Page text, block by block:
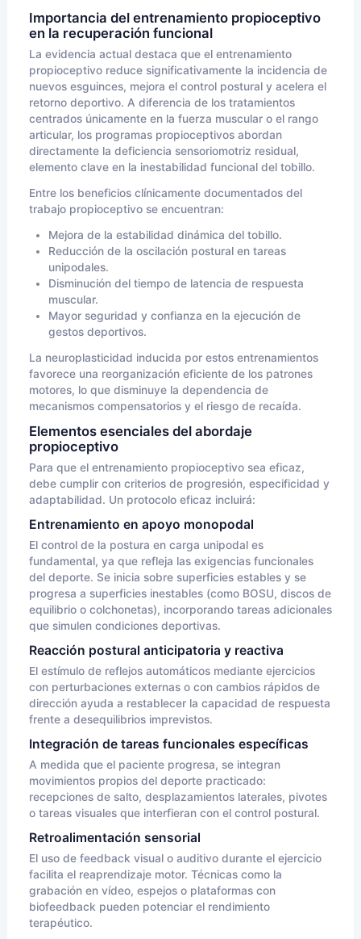
Importancia del entrenamiento propioceptivo
en la recuperación funcional
La evidencia actual destaca que el entrenamiento
propioceptivo reduce significativamente la incidencia de
nuevos esguinces, mejora el control postural y acelera el
retorno deportivo. A diferencia de los tratamientos
centrados únicamente en la fuerza muscular o el rango
articular, los programas propioceptivos abordan
directamente la deficiencia sensoriomotriz residual,
elemento clave en la inestabilidad funcional del tobillo.
Entre los beneficios clínicamente documentados del
trabajo propioceptivo se encuentran:
Mejora de la estabilidad dinámica del tobillo.
Reducción de la oscilación postural en tareas
unipodales.
Disminución del tiempo de latencia de respuesta
muscular.
Mayor seguridad y confianza en la ejecución de
gestos deportivos.
La neuroplasticidad inducida por estos entrenamientos
favorece una reorganización eficiente de los patrones
motores, lo que disminuye la dependencia de
mecanismos compensatorios y el riesgo de recaída.
Elementos esenciales del abordaje
propioceptivo
Para que el entrenamiento propioceptivo sea eficaz,
debe cumplir con criterios de progresión, especificidad y
adaptabilidad. Un protocolo eficaz incluirá:
Entrenamiento en apoyo monopodal
El control de la postura en carga unipodal es
fundamental, ya que refleja las exigencias funcionales
del deporte. Se inicia sobre superficies estables y se
progresa a superficies inestables (como BOSU, discos de
equilibrio o colchonetas), incorporando tareas adicionales
que simulen condiciones deportivas.
Reacción postural anticipatoria y reactiva
El estímulo de reflejos automáticos mediante ejercicios
con perturbaciones externas o con cambios rápidos de
dirección ayuda a restablecer la capacidad de respuesta
frente a desequilibrios imprevistos.
Integración de tareas funcionales específicas
A medida que el paciente progresa, se integran
movimientos propios del deporte practicado:
recepciones de salto, desplazamientos laterales, pivotes
o tareas visuales que interfieran con el control postural.
Retroalimentación sensorial
El uso de feedback visual o auditivo durante el ejercicio
facilita el reaprendizaje motor. Técnicas como la
grabación en vídeo, espejos o plataformas con
biofeedback pueden potenciar el rendimiento
terapéutico.